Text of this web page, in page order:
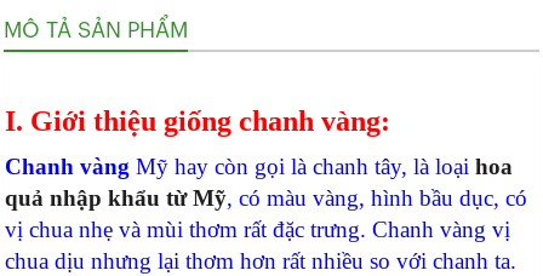
MÔ TẢ SẢN PHẨM
I. Giới thiệu giống chanh vàng:
Chanh vàng Mỹ hay còn gọi là chanh tây, là loại hoa
quả nhập khẩu từ Mỹ, có màu vàng, hình bầu dục, có
vị chua nhẹ và mùi thơm rất đặc trưng. Chanh vàng vị
chua dịu nhưng lại thơm hơn rất nhiều so với chanh ta.